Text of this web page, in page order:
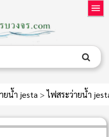
ยน้ำ jesta > ไฟสระว่ายน้ำ